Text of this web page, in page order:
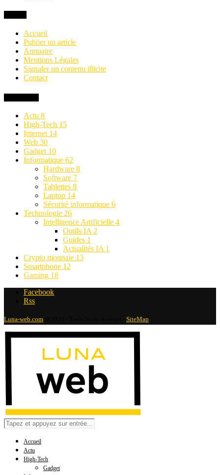
Accueil
Publier un article
Annuaire
Mentions Légales
Signaler un contenu illicite
Contact
Actu 8
High-Tech 15
Internet 14
Web 30
Gadget 10
Informatique 62
Hardware 8
Software 7
Tablettes 8
Laptop 14
Sécurité informatique 6
Technologie 26
Intelligence Artificielle 4
Outils IA 2
Guides 1
Actualités IA 1
Crypto monnaie 13
Smartphone 12
Gaming 18
Facebook
Rss
Luna-web.com SiteMap
Accueil
Actu
High-Tech
Gadget